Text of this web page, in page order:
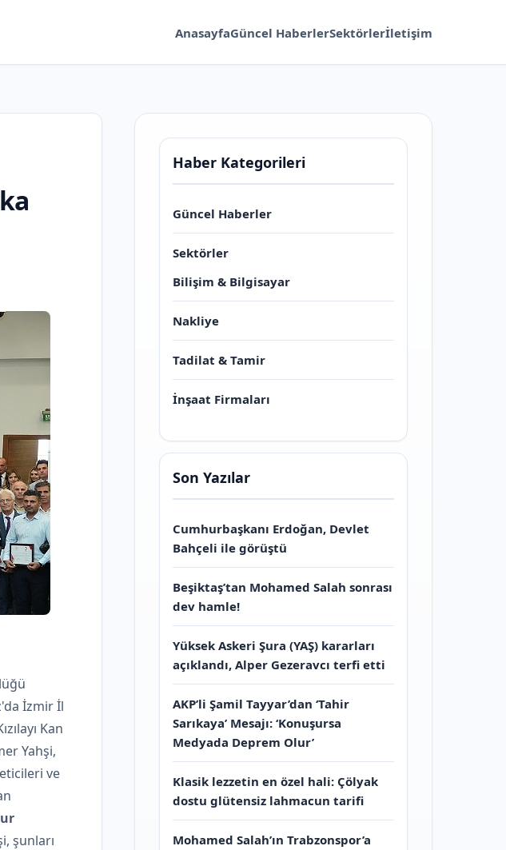
AnasayfaGüncel HaberlerSektörlerİletişim
İzmir İl
Kan
Yahşi,
ve
şunları
Haber Kategorileri
Güncel Haberler
Sektörler
Bilişim & Bilgisayar
Nakliye
Tadilat & Tamir
İnşaat Firmaları
Son Yazılar
Cumhurbaşkanı Erdoğan, Devlet
Bahçeli ile görüştü
Beşiktaş’tan Mohamed Salah sonrası
dev hamle!
Yüksek Askeri Şura (YAŞ) kararları
açıklandı, Alper Gezeravcı terfi etti
AKP’li Şamil Tayyar’dan ‘Tahir
Sarıkaya’ Mesajı: ‘Konuşursa
Medyada Deprem Olur’
Klasik lezzetin en özel hali: Çölyak
dostu glütensiz lahmacun tarifi
Mohamed Salah’ın Trabzonspor’a